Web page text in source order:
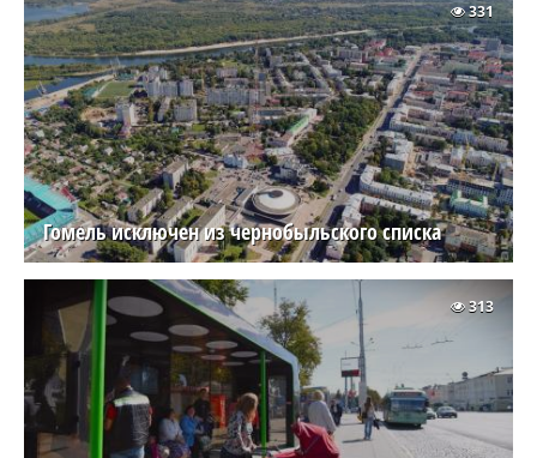
Гомель исключен из чернобыльского списка
331
313